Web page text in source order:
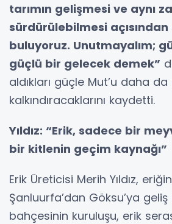
tarımın gelişmesi ve aynı
sürdürülebilmesi
buluyoruz. Unutmayalım;
güçlü bir gelecek demek”
aldıkları güçle Mut’u daha
kalkındıracaklarını kaydetti.
Yıldız: “Erik, sadece bir
bir kitlenin geçim kaynağı”
Erik Üreticisi Merih Yıldız,
Şanluurfa’dan Göksu’ya
bahçesinin kuruluşu, erik